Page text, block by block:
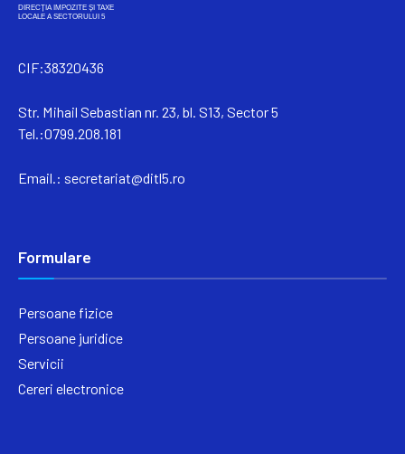
CIF:38320436
Str. Mihail Sebastian nr. 23, bl. S13, Sector 5
Tel.:0799.208.181
Email.: secretariat@ditl5.ro
Formulare
Persoane fizice
Persoane juridice
Servicii
Cereri electronice